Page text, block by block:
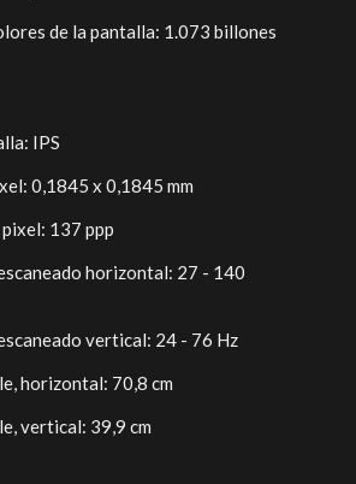
de la pantalla: 1.073 billones
IPS
0,1845 x 0,1845 mm
137 ppp
horizontal: 27 - 140
vertical: 24 - 76 Hz
horizontal: 70,8 cm
vertical: 39,9 cm